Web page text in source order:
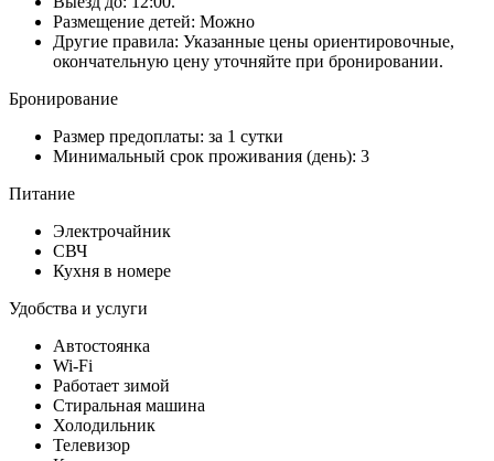
Размещение детей: Можно
Другие правила: Указанные цены ориентировочные,
окончательную цену уточняйте при бронировании.
Бронирование
Размер предоплаты: за 1 сутки
Минимальный срок проживания (день): 3
Питание
Электрочайник
СВЧ
Кухня в номере
Удобства и услуги
Автостоянка
Wi-Fi
Работает зимой
Стиральная машина
Холодильник
Телевизор